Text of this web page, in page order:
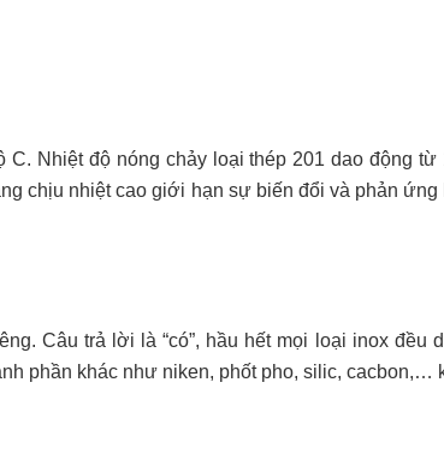
Nhiệt độ nóng chảy loại thép 201 dao động
chịu nhiệt cao giới hạn sự biến đổi và phản ứng
Câu trả lời là “có”, hầu hết mọi loại inox đều
phần khác như niken, phốt pho, silic, cacbon,…